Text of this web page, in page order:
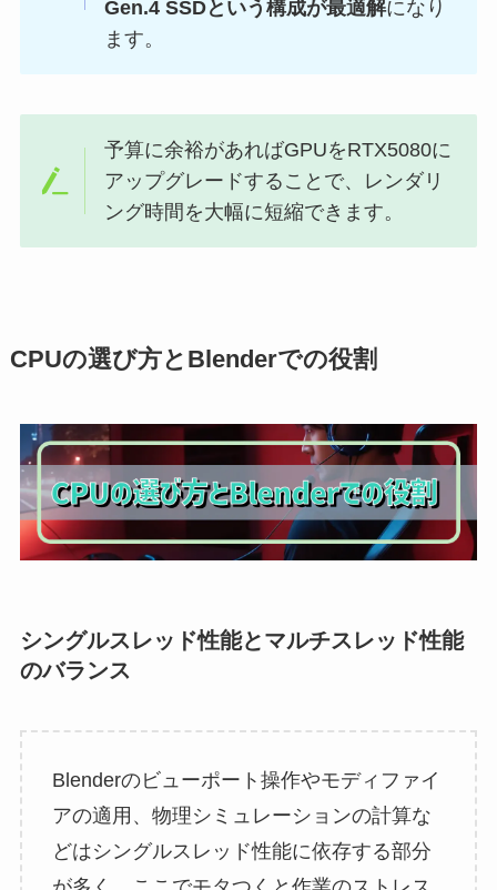
Gen.4 SSDという構成が最適解になり
ます。
予算に余裕があればGPUをRTX5080に
アップグレードすることで、レンダリ
ング時間を大幅に短縮できます。
CPUの選び方とBlenderでの役割
シングルスレッド性能とマルチスレッド性能
のバランス
Blenderのビューポート操作やモディファイ
アの適用、物理シミュレーションの計算な
どはシングルスレッド性能に依存する部分